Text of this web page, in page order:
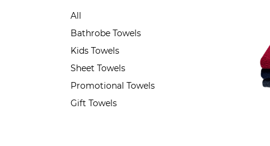
All
Bathrobe Towels
Kids Towels
Sheet Towels
Promotional Towels
Gift Towels